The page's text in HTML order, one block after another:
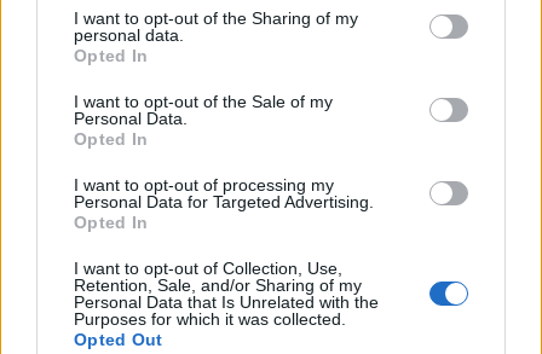
I want to opt-out of the Sharing of my
personal data.
Opted In
I want to opt-out of the Sale of my
Personal Data.
Opted In
I want to opt-out of processing my
Personal Data for Targeted Advertising.
Opted In
I want to opt-out of Collection, Use,
Retention, Sale, and/or Sharing of my
Personal Data that Is Unrelated with the
Purposes for which it was collected.
Opted Out
Reviews
Sonderartikel
BELIEBT
Sony bereitet sich auf GTA 6 vor – PS5-Nachschub für den Mega-Launch
gesichert
3. August 2026
Halo: Campaign Evolved erhält erstes Update – Zahlreiche Fehler behoben